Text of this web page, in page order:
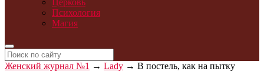
Церковь
Психология
Магия
Женский журнал №1 → Lady → В постель, как на пытку